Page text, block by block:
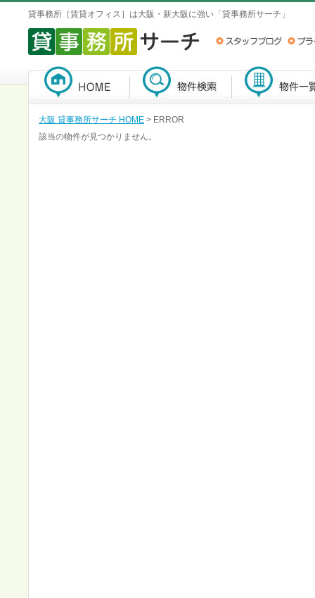
貸事務所［賃貸オフィス］は大阪・新大阪に強い「貸事務所サーチ」
大阪 貸事務所サーチ HOME > ERROR
該当の物件が見つかりません。